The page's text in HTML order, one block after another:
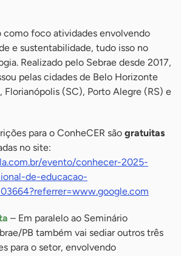
como foco atividades envolvendo
e sustentabilidade, tudo isso no
Realizado pelo Sebrae desde 2017,
pelas cidades de Belo Horizonte
Florianópolis (SC), Porto Alegre (RS) e
para o ConheCER são gratuitas
no site:
evento/conhecer-2025-
de-educacao-
– Em paralelo ao Seminário
PB também vai sediar outros três
para o setor, envolvendo